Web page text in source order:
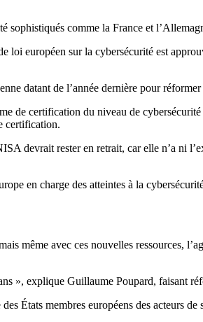
comme la France et
européen sur la cybersécurité est
datant de l’année dernière pour
de certification du niveau de
certification.
devrait rester en retrait, car elle n’a ni
en charge des atteintes à la
même avec ces nouvelles ressources,
», explique Guillaume Poupard, faisant
États membres européens des acteurs